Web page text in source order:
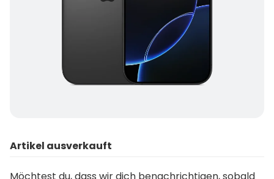
Artikel ausverkauft
Möchtest du, dass wir dich benachrichtigen, sobald